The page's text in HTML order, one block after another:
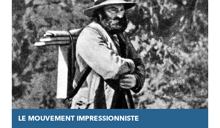
LE MOUVEMENT IMPRESSIONNISTE